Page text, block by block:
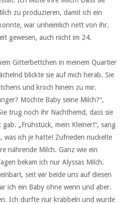
zu produzieren, damit ich ein
war unheimlich nett von ihr.
gewesen, auch nicht im 24.
Gitterbettchen in meinem Quartier
blickte sie auf mich herab. Sie
und kroch hinein zu mir.
Möchte Baby seine Milch?“,
trug noch ihr Nachthemd, dass sie
„Frühstück, mein Kleiner!“, sang
was ich je hatte! Zufrieden nuckelte
nährende Milch. Ganz wie ein
bekam ich nur Alyssas Milch.
seit wir beide uns auf diesen
ich ein Baby ohne wenn und aber.
Ich durfte nur krabbeln und wurde